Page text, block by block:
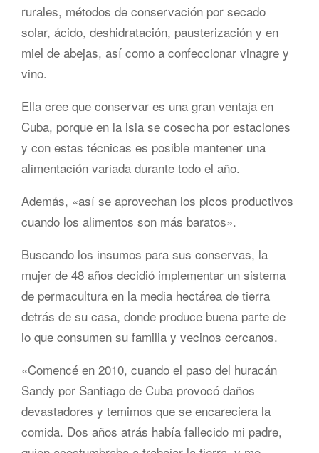
rurales, métodos de conservación por secado
solar, ácido, deshidratación, pausterización y en
miel de abejas, así como a confeccionar vinagre y
vino.
Ella cree que conservar es una gran ventaja en
Cuba, porque en la isla se cosecha por estaciones
y con estas técnicas es posible mantener una
alimentación variada durante todo el año.
Además, «así se aprovechan los picos productivos
cuando los alimentos son más baratos».
Buscando los insumos para sus conservas, la
mujer de 48 años decidió implementar un sistema
de permacultura en la media hectárea de tierra
detrás de su casa, donde produce buena parte de
lo que consumen su familia y vecinos cercanos.
«Comencé en 2010, cuando el paso del huracán
Sandy por Santiago de Cuba provocó daños
devastadores y temimos que se encareciera la
comida. Dos años atrás había fallecido mi padre,